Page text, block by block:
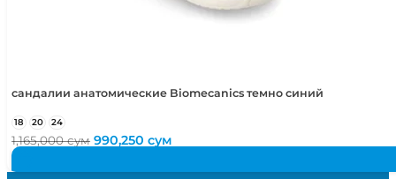
сандалии анатомические Biomecanics темно синий
18 20 24
1,165,000сум Первоначальная
цена
990,250сум
цена: